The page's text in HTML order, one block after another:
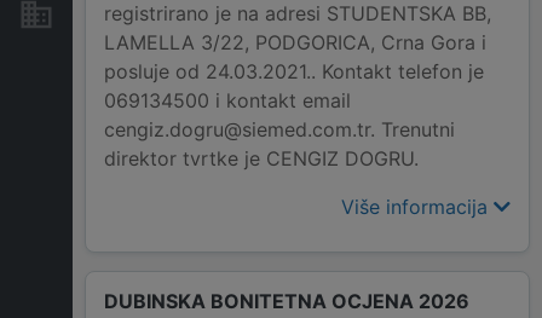
Nekretnine i imovina
registrirano je na adresi STUDENTSKA BB,
LAMELLA 3/22, PODGORICA, Crna Gora i
posluje od 24.03.2021.. Kontakt telefon je
069134500 i kontakt email
cengiz.dogru@siemed.com.tr. Trenutni
direktor tvrtke je CENGIZ DOGRU.
Više informacija
DUBINSKA BONITETNA OCJENA 2026